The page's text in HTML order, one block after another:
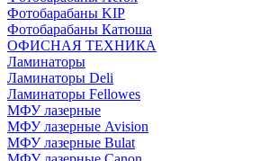
Фотобарабаны KIP
Фотобарабаны Катюша
ОФИСНАЯ ТЕХНИКА
Ламинаторы
Ламинаторы Deli
Ламинаторы Fellowes
МФУ лазерные
МФУ лазерные Avision
МФУ лазерные Bulat